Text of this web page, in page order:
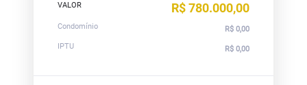
VALOR R$ 780.000,00
Condomínio
R$ 0,00
IPTU
R$ 0,00